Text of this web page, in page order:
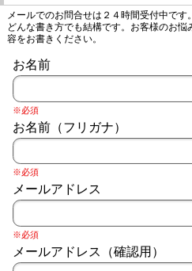
メールでのお問合せは２４時間受付中です。
どんな書き方でも結構です。お客様のお
容をお書きください。
お名前
※必須
お名前（フリガナ）
※必須
メールアドレス
※必須
メールアドレス（確認用）